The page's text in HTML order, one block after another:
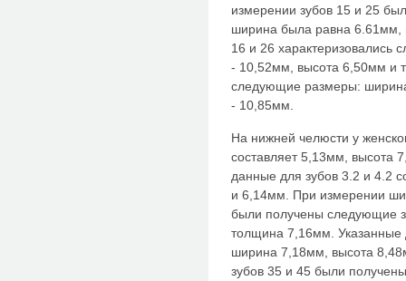
измерении зубов 15 и 25
ширина была равна
16 и 26
- 10,52мм, высота 6,50мм и
следующие размеры:
- 10,85мм.
На нижней челюсти у
составляет 5,13мм, высота
данные для зубов 3.2 и 4.2
и 6,14мм. При измерении
были получены следующие
толщина 7,16мм. Указанные
ширина 7,18мм, высота
зубов 35 и 45 были